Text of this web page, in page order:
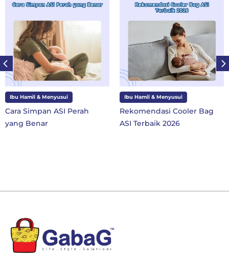
Ibu Hamil & Menyusui
Rekomendasi Cooler Bag
ASI Terbaik 2026
Ibu dan Anak
10 Perlengkapan
SD Kelas 1 di Tahun